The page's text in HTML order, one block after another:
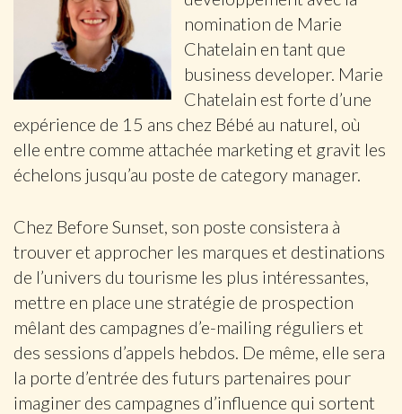
nomination de Marie
Chatelain en tant que
business developer. Marie
Chatelain est forte d’une
expérience de 15 ans chez Bébé au naturel, où
elle entre comme attachée marketing et gravit les
échelons jusqu’au poste de category manager.
Chez Before Sunset, son poste consistera à
trouver et approcher les marques et destinations
de l’univers du tourisme les plus intéressantes,
mettre en place une stratégie de prospection
mêlant des campagnes d’e-mailing réguliers et
des sessions d’appels hebdos. De même, elle sera
la porte d’entrée des futurs partenaires pour
imaginer des campagnes d’influence qui sortent